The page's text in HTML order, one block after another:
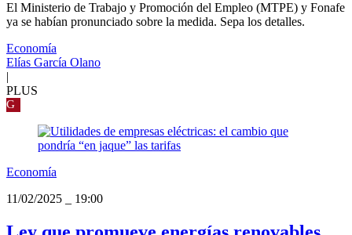
El Ministerio de Trabajo y Promoción del Empleo (MTPE) y Fonafe
ya se habían pronunciado sobre la medida. Sepa los detalles.
Economía
Elías García Olano
|
PLUS
G
Economía
11/02/2025
19:00